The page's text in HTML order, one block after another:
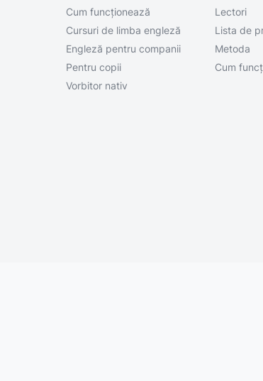
Cum funcționează
Cursuri de limba engleză
Engleză pentru companii
Pentru copii
Vorbitor nativ
Lectori
Lista de
Metoda
Cum